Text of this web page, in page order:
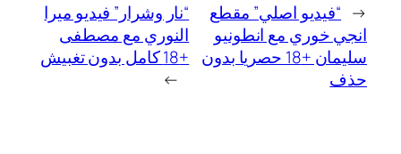
← “فيديو اصلي” مقطع
انجي خوري مع انطونيو
سليمان +18 حصريا بدون
حذف
“نار وشرار” فيديو ميرا
النوري مع مصطفى
+18 كامل بدون تغبيش
→